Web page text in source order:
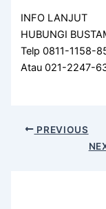
INFO LANJUT
HUBUNGI
Telp 0811-1158-
Atau 021-2247-
PREVIOUS